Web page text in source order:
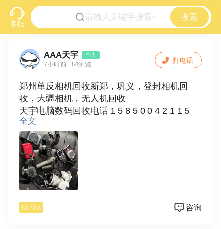
客服
搜索
AAA天宇 个人
7小时前 54浏览
郑州单反相机回收新郑，巩义，登封相机回
收，大疆相机，无人机回收
天宇电脑数码回收电话 1 5 8 5 0 0 4 2 1 1 5
微信 1 5 8 5 0 0 4 2 1 1 5
本地上门回收单反相机，数码相机，游戏机，
游戏电脑，大疆相机，无人机，摄像机
宾得 莱卡 哈苏 玛米亚 等单反相机，回收广电
全文
打电话
回收 咨询